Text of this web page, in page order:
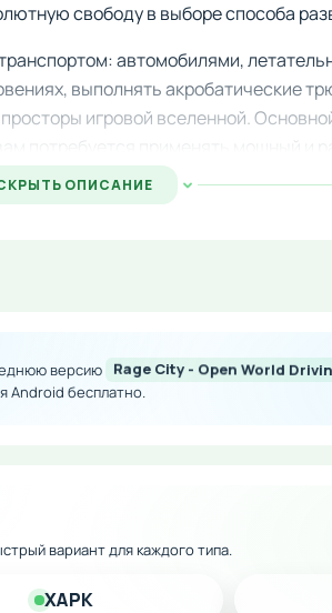
свободу в выборе способа
автомобилями,
выполнять акробатические
игровой вселенной.
играть прямо сейчас с
ОПИСАНИЕ
версию
Rage City - Open World
Android бесплатно.
вариант для каждого типа.
XAPK